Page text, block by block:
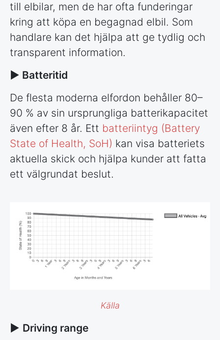
till elbilar, men de har ofta funderingar
kring att köpa en begagnad elbil. Som
handlare kan det hjälpa att ge tydlig och
transparent information.
► Batteritid
De flesta moderna elfordon behåller 80–
90 % av sin ursprungliga batterikapacitet
även efter 8 år. Ett batteriintyg (Battery
State of Health, SoH) kan visa batteriets
aktuella skick och hjälpa kunder att fatta
ett välgrundat beslut.
Källa
► Driving range